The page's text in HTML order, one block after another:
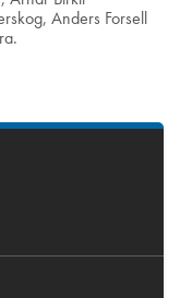
Anders Forsell